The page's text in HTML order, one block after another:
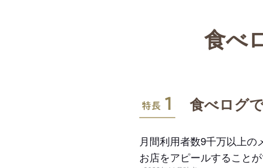
食べ
特長1
食べログ
月間利用者数9千万以上
お店をアピールすることが